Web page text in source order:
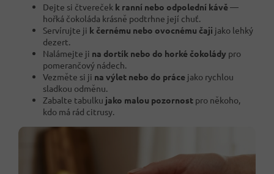
Dejte si čtvereček k ranní nebo odpolední kávě—
hořká čokoláda krásně podtrhne její chuť.
Servírujte ji k černému nebo ovocnému čaji jako lehký
dezert.
Nalámejte ji na dortík nebo do horké čokolády pro
pomerančový nádech.
Vezměte si ji na výlet nebo do práce jako rychlou
sladkou odměnu.
Zabalte tabulku jako malou pozornost pro někoho,
kdo má rád citrusy.